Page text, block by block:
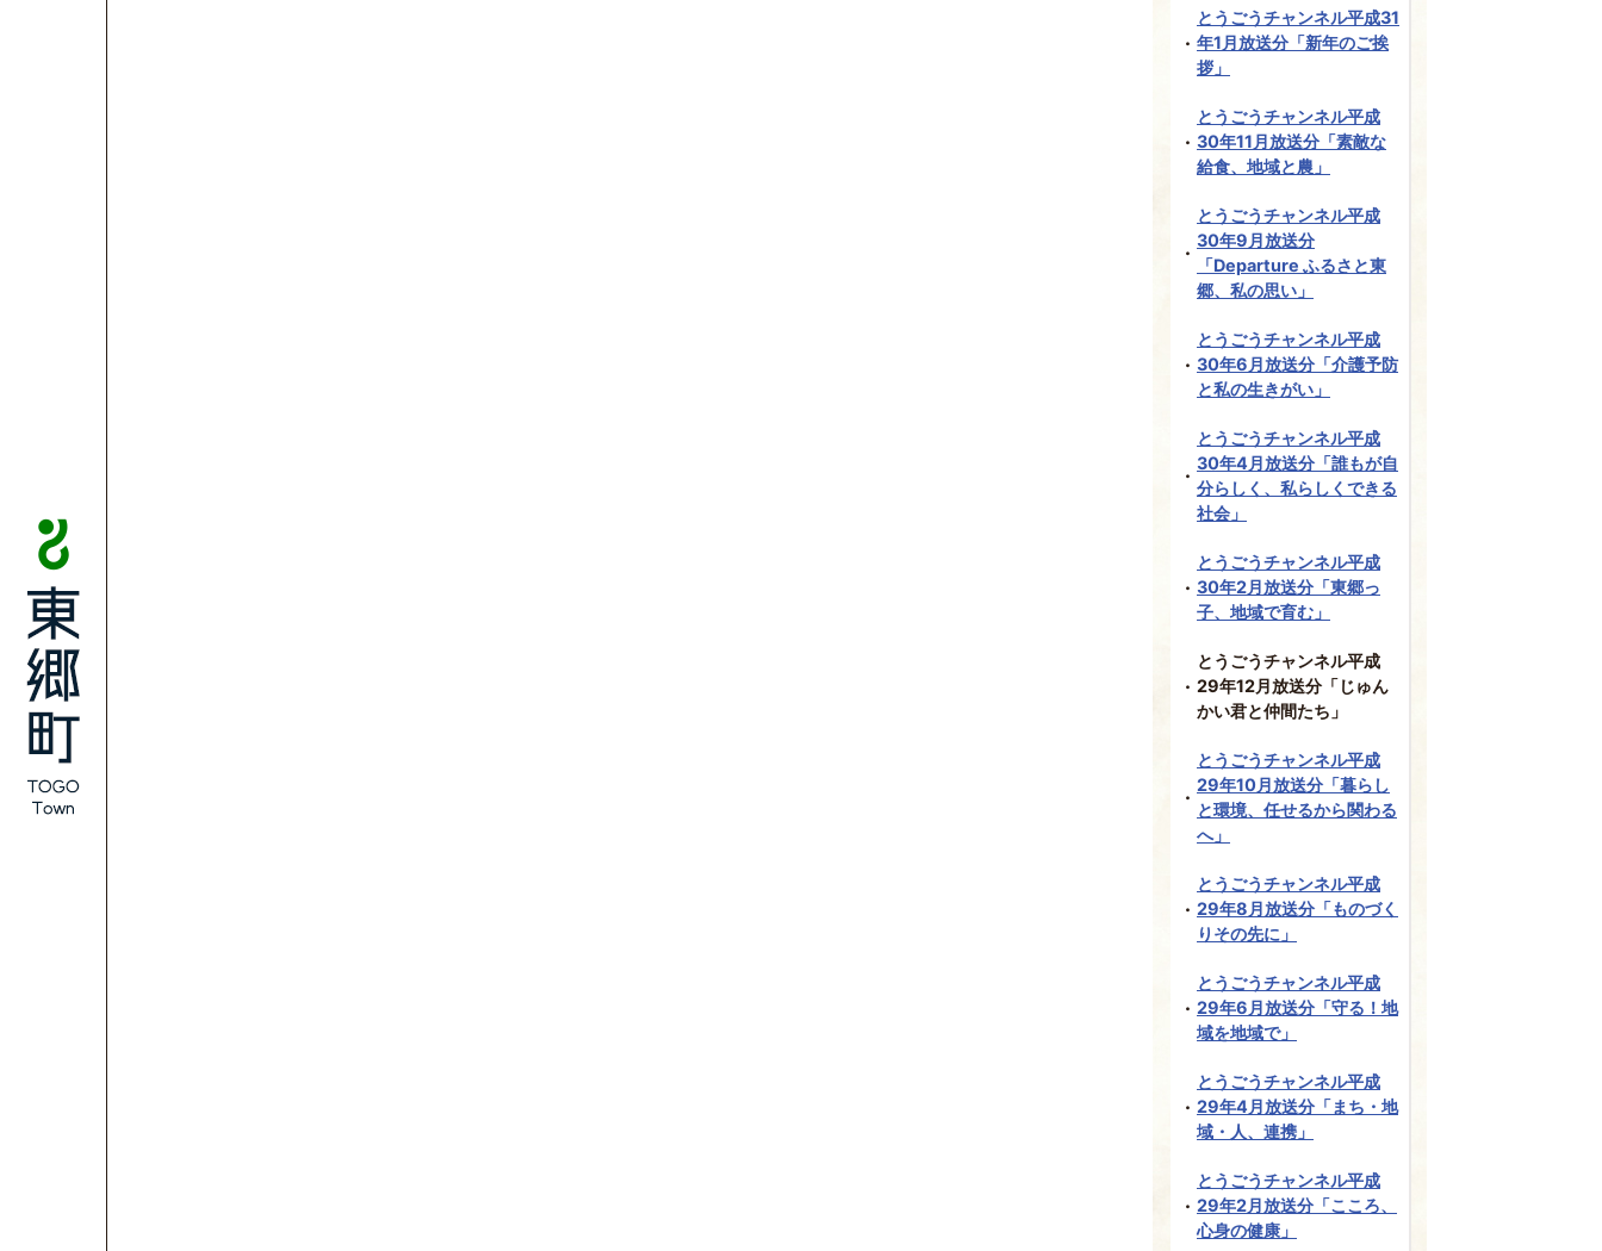
とうごうチャンネル平成31
年1月放送分「新年のご挨
拶」
とうごうチャンネル平成
30年11月放送分「素敵な
給食、地域と農」
とうごうチャンネル平成
30年9月放送分
「Departure ふるさと東
郷、私の思い」
とうごうチャンネル平成
30年6月放送分「介護予防
と私の生きがい」
とうごうチャンネル平成
30年4月放送分「誰もが自
分らしく、私らしくできる
社会」
とうごうチャンネル平成
30年2月放送分「東郷っ
子、地域で育む」
とうごうチャンネル平成
29年12月放送分「じゅん
かい君と仲間たち」
とうごうチャンネル平成
29年10月放送分「暮らし
と環境、任せるから関わる
へ」
とうごうチャンネル平成
29年8月放送分「ものづく
りその先に」
とうごうチャンネル平成
29年6月放送分「守る！地
域を地域で」
とうごうチャンネル平成
29年4月放送分「まち・地
域・人、連携」
とうごうチャンネル平成
29年2月放送分「こころ、
心身の健康」